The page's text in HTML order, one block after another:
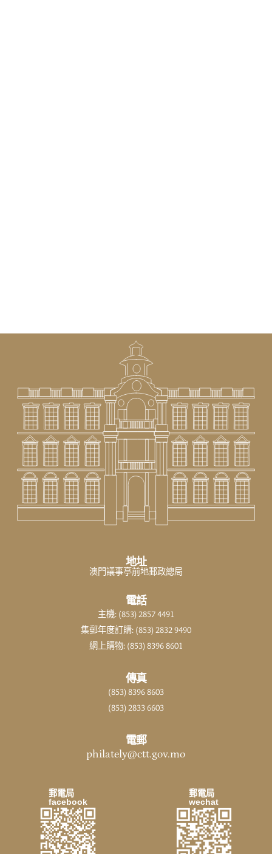
郵電局
facebook
郵電局
wechat
地址
澳門議事亭前地郵政總局
電話
主機: (853) 2857 4491
集郵年度訂購: (853) 2832 9490
網上購物: (853) 8396 8601
傳真
(853) 8396 8603
(853) 2833 6603
電郵
philately@ctt.gov.mo